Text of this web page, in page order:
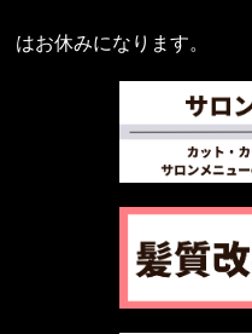
はお休みになります。